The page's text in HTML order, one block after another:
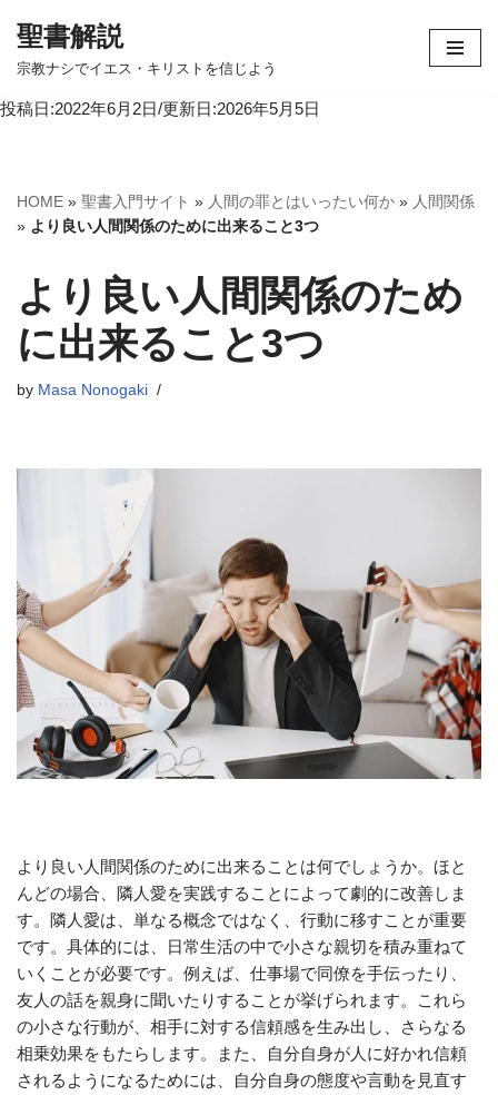
コ
テ
へ
プ
聖書解説
宗教ナシでイエス・キリストを信じよう
投稿日:2022年6月2日/更新日:2026年5月5日
HOME » 聖書入門サイト » 人間の罪とはいったい何か » 人間関係
» より良い人間関係のために出来ること3つ
より良い人間関係のため
に出来ること3つ
by Masa Nonogaki
より良い人間関係のために出来ることは何でしょうか。ほと
んどの場合、隣人愛を実践することによって劇的に改善しま
す。隣人愛は、単なる概念ではなく、行動に移すことが重要
です。具体的には、日常生活の中で小さな親切を積み重ねて
いくことが必要です。例えば、仕事場で同僚を手伝ったり、
友人の話を親身に聞いたりすることが挙げられます。これら
の小さな行動が、相手に対する信頼感を生み出し、さらなる
相乗効果をもたらします。また、自分自身が人に好かれ信頼
されるようになるためには、自分自身の態度や言動を見直す